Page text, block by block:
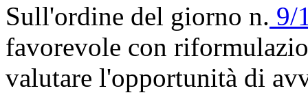
Sull'ordine del giorno n. 9/
favorevole con
valutare l'opportunità di